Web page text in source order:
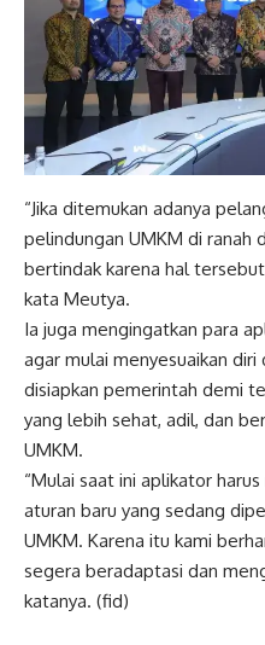
“Jika ditemukan adanya
pelindungan UMKM di ranah
bertindak karena hal
kata Meutya.
Ia juga mengingatkan para
agar mulai menyesuaikan
disiapkan pemerintah demi
yang lebih sehat, adil, dan
UMKM.
“Mulai saat ini aplikator
aturan baru yang sedang
UMKM. Karena itu kami
segera beradaptasi dan
katanya. (fid)